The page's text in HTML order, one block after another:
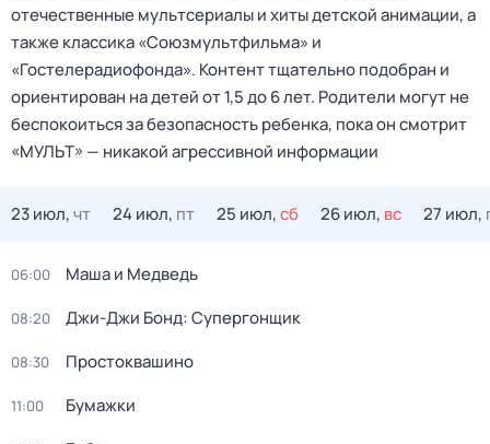
отечественные мультсериалы и хиты детской анимации, а
также классика «Союзмультфильма» и
«Гостелерадиофонда». Контент тщательно подобран и
ориентирован на детей от 1,5 до 6 лет. Родители могут не
беспокоиться за безопасность ребенка, пока он смотрит
«МУЛЬТ» — никакой агрессивной информации
23 июл,чт 24 июл, пт 25 июл,сб 26 июл, вс 27 июл,
06:00 Маша и Медведь
08:20 Джи-Джи Бонд: Супергонщик
08:30 Простоквашино
11:00 Бумажки